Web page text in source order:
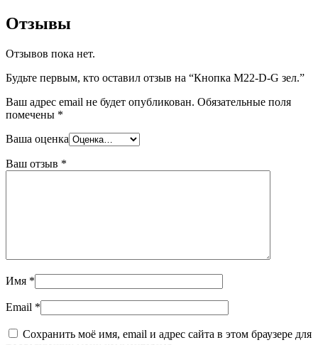
Отзывы
Отзывов пока нет.
Будьте первым, кто оставил отзыв на “Кнопка M22-D-G зел.”
Ваш адрес email не будет опубликован. Обязательные поля
помечены *
Ваша оценка
Ваш отзыв *
Имя *
Email *
Сохранить моё имя, email и адрес сайта в этом браузере для